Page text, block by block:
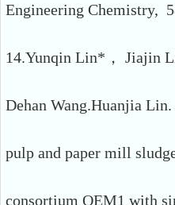
Engineering Chemistry,
14.Yunqin Lin*， Jiajin
Dehan Wang.Huanjia
pulp and paper mill
consortium OEM1 with